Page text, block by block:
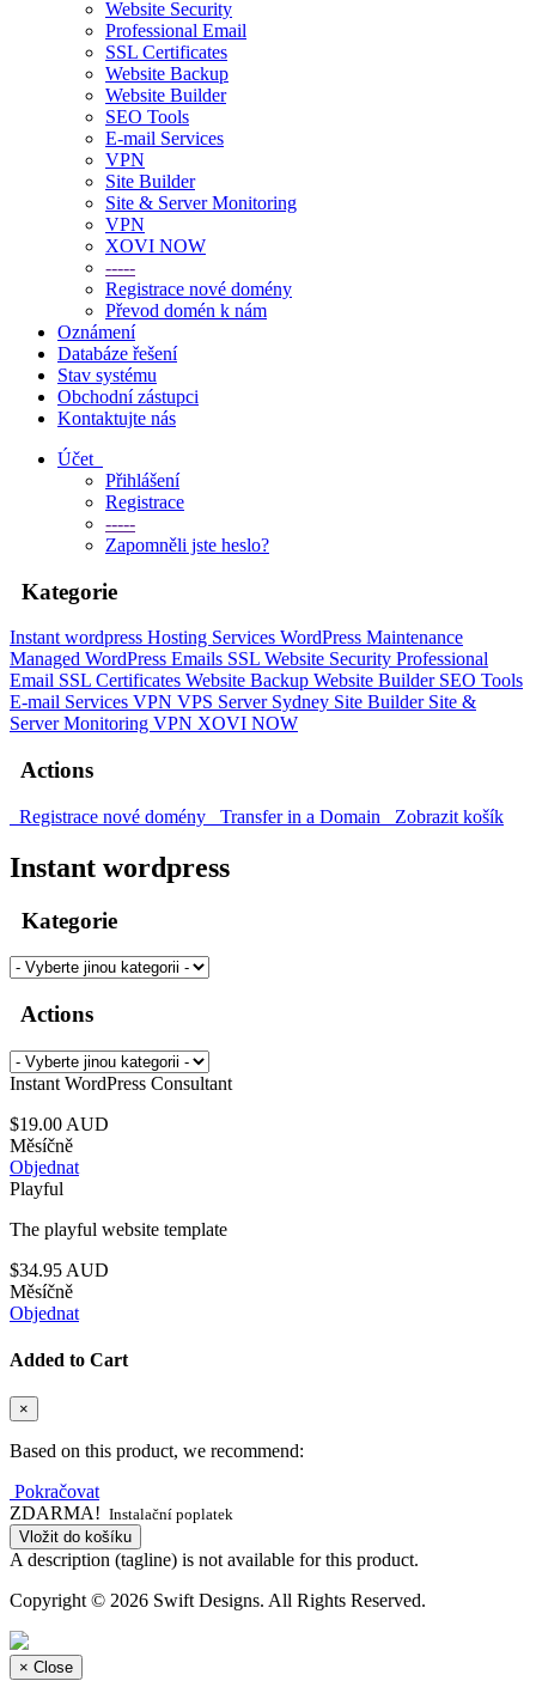
Website Security
Professional Email
SSL Certificates
Website Backup
Website Builder
SEO Tools
E-mail Services
VPN
Site Builder
Site & Server Monitoring
VPN
XOVI NOW
-----
Registrace nové domény
Převod domén k nám
Oznámení
Databáze řešení
Stav systému
Obchodní zástupci
Kontaktujte nás
Účet
Přihlášení
Registrace
-----
Zapomněli jste heslo?
Kategorie
Instant wordpress Hosting Services WordPress Maintenance
Managed WordPress Emails SSL Website Security Professional
Email SSL Certificates Website Backup Website Builder SEO Tools
E-mail Services VPN VPS Server Sydney Site Builder Site &
Server Monitoring VPN XOVI NOW
Actions
Registrace nové domény Transfer in a Domain Zobrazit košík
Instant wordpress
Kategorie
Actions
Instant WordPress Consultant
$19.00 AUD
Měsíčně
Objednat
Playful
The playful website template
$34.95 AUD
Měsíčně
Objednat
Added to Cart
×
Based on this product, we recommend:
Pokračovat
ZDARMA! Instalační poplatek
Vložit do košíku
A description (tagline) is not available for this product.
Copyright © 2026 Swift Designs. All Rights Reserved.
× Close